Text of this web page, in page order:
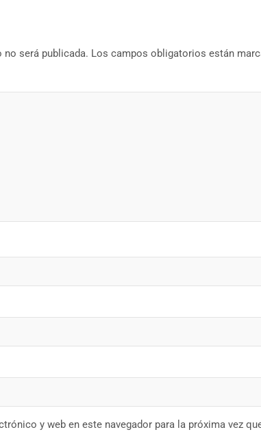
será publicada. Los campos obligatorios están
y web en este navegador para la próxima vez